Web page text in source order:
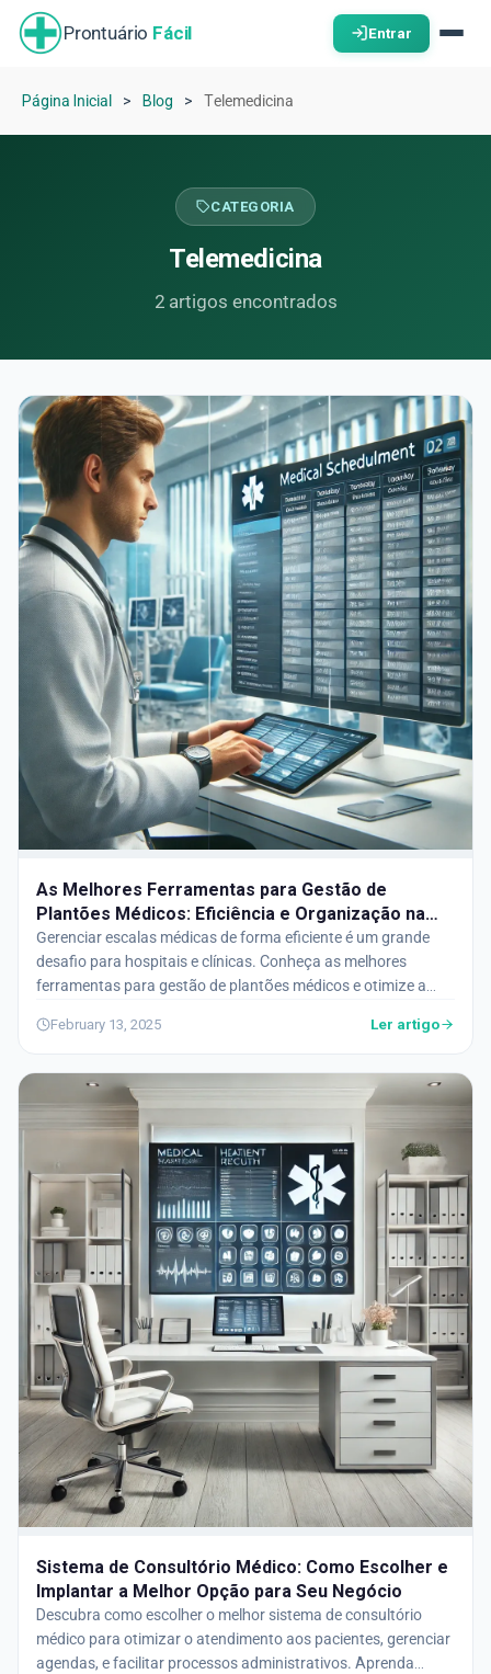
Prontuário Fácil Entrar
Página Inicial Blog Telemedicina
CATEGORIA
Telemedicina
2 artigos encontrados
As Melhores Ferramentas para Gestão de
Plantões Médicos: Eficiência e Organização na
Saúde
Gerenciar escalas médicas de forma eficiente é um grande
desafio para hospitais e clínicas. Conheça as melhores
ferramentas para gestão de plantões médicos e otimize a
qualidade do atendimento.
February 13, 2025 Ler artigo
Sistema de Consultório Médico: Como Escolher e
Implantar a Melhor Opção para Seu Negócio
Descubra como escolher o melhor sistema de consultório
médico para otimizar o atendimento aos pacientes, gerenciar
agendas, e facilitar processos administrativos. Aprenda